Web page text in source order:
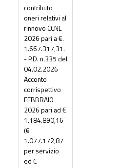
contributo
oneri relativi al
rinnovo CCNL
2026 pari a €.
1.667.317,31.
- P.D. n.335 del
04.02.2026
Acconto
corrispettivo
FEBBRAIO
2026 pari ad €
1.184.890,16
(€
1.077.172,87
per servizio
ed €